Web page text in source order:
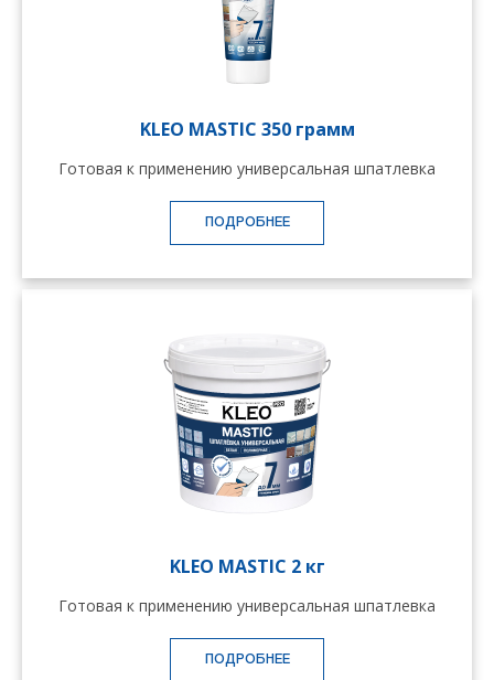
KLEO MASTIC 350 грамм
Готовая к применению универсальная шпатлевка
ПОДРОБНЕЕ
KLEO MASTIC 2 кг
Готовая к применению универсальная шпатлевка
ПОДРОБНЕЕ